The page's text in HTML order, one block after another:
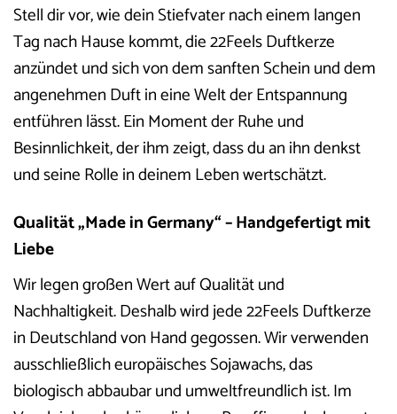
Stell dir vor, wie dein Stiefvater nach einem langen
Tag nach Hause kommt, die 22Feels Duftkerze
anzündet und sich von dem sanften Schein und dem
angenehmen Duft in eine Welt der Entspannung
entführen lässt. Ein Moment der Ruhe und
Besinnlichkeit, der ihm zeigt, dass du an ihn denkst
und seine Rolle in deinem Leben wertschätzt.
Qualität „Made in Germany“ – Handgefertigt mit
Liebe
Wir legen großen Wert auf Qualität und
Nachhaltigkeit. Deshalb wird jede 22Feels Duftkerze
in Deutschland von Hand gegossen. Wir verwenden
ausschließlich europäisches Sojawachs, das
biologisch abbaubar und umweltfreundlich ist. Im